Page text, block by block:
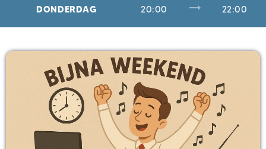
DONDERDAG 20:00 trending_flat 22:00